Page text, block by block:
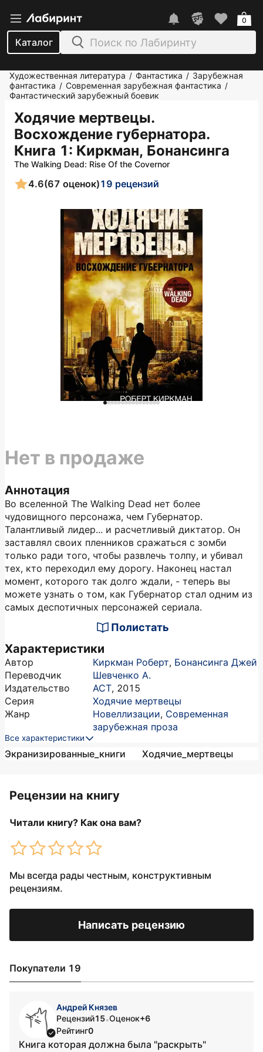
Каталог
0
Художественная литература / Фантастика / Зарубежная
фантастика / Современная зарубежная фантастика /
Фантастический зарубежный боевик
Ходячие мертвецы.
Восхождение губернатора.
Книга 1: Киркман, Бонансинга
The Walking Dead: Rise Of the Covernor
4.6(67 оценок)19 рецензий
Аннотация
Во вселенной The Walking Dead нет более
чудовищного персонажа, чем Губернатор.
Талантливый лидер... и расчетливый диктатор. Он
заставлял своих пленников сражаться с зомби
только ради того, чтобы развлечь толпу, и убивал
тех, кто переходил ему дорогу. Наконец настал
момент, которого так долго ждали, - теперь вы
можете узнать о том, как Губернатор стал одним из
самых деспотичных персонажей сериала.
Полистать
Характеристики
Автор Киркман Роберт, Бонансинга Джей
Переводчик
Шевченко А.
Издательство
АСТ, 2015
Серия
Ходячие мертвецы
Жанр
Новеллизации, Современная
зарубежная проза
Все характеристики
Экранизированные_книги Ходячие_мертвецы
Нет в продаже
Рецензии на книгу
Читали книгу? Как она вам?
Мы всегда рады честным, конструктивным
рецензиям.
Написать рецензию
Покупатели 19
Андрей Князев
Рецензий15•Оценок+6
Рейтинг0
Книга которая должна была "раскрыть"